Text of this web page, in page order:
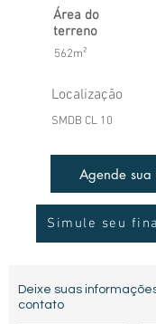
Área do
terreno
562m²
Localização
SMDB CL 10
Agende sua
Simule seu
Deixe suas
contato